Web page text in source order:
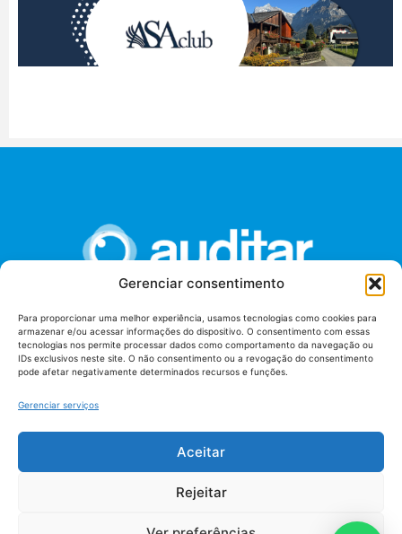
Gerenciar consentimento
Para proporcionar uma melhor experiência, usamos tecnologias como cookies para
armazenar e/ou acessar informações do dispositivo. O consentimento com essas
tecnologias nos permite processar dados como comportamento da navegação ou
IDs exclusivos neste site. O não consentimento ou a revogação do consentimento
pode afetar negativamente determinados recursos e funções.
Gerenciar serviços
Aceitar
Rejeitar
União dos Auditores Federais de Controle Externo -
AUDITAR
Setor de Administração Federal Sul (SAF/Sul), Qd. 04, Lt. 01
Tribunal de Contas da União (TCU), Subsolo, Sala S04
Termos de uso